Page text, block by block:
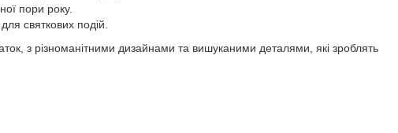
пори року.
святкових подій.
з різноманітними дизайнами та вишуканими деталями, які зроблять